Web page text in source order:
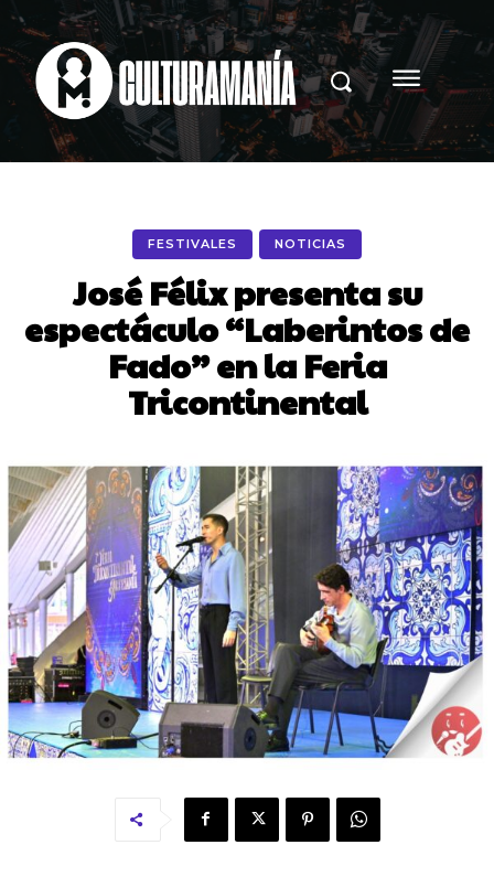
FESTIVALES NOTICIAS
José Félix presenta su
espectáculo “Laberintos de
Fado” en la Feria
Tricontinental